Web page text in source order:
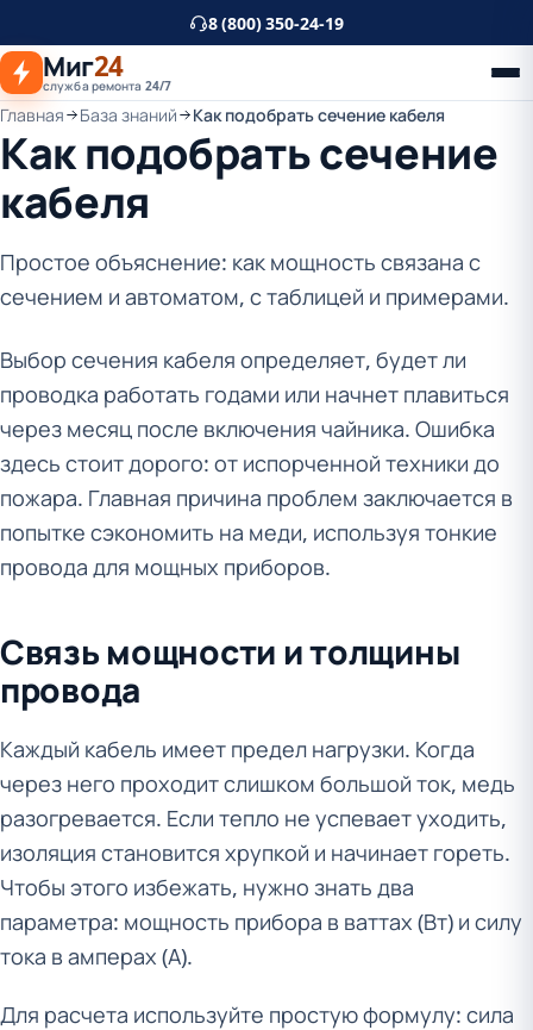
основному
контенту
8 (800) 350-24-19
Миг24
служба ремонта 24/7
Главная База знаний Как подобрать сечение кабеля
Как подобрать сечение
кабеля
Простое объяснение: как мощность связана с
сечением и автоматом, с таблицей и примерами.
Выбор сечения кабеля определяет, будет ли
проводка работать годами или начнет плавиться
через месяц после включения чайника. Ошибка
здесь стоит дорого: от испорченной техники до
пожара. Главная причина проблем заключается в
попытке сэкономить на меди, используя тонкие
провода для мощных приборов.
Связь мощности и толщины
провода
Каждый кабель имеет предел нагрузки. Когда
через него проходит слишком большой ток, медь
разогревается. Если тепло не успевает уходить,
изоляция становится хрупкой и начинает гореть.
Чтобы этого избежать, нужно знать два
параметра: мощность прибора в ваттах (Вт) и силу
тока в амперах (А).
Для расчета используйте простую формулу: сила